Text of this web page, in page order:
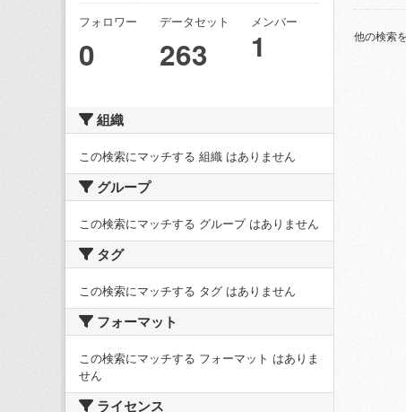
フォロワー
0
データセット
263
メンバー
1
組織
この検索にマッチする 組織 はありません
グループ
この検索にマッチする グループ はありません
タグ
この検索にマッチする タグ はありません
フォーマット
この検索にマッチする フォーマット はありま
せん
ライセンス
他の検索